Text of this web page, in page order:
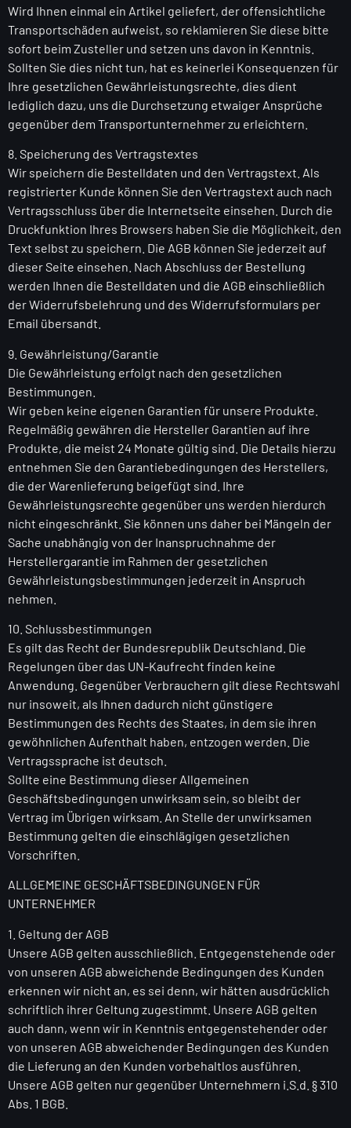
Wird Ihnen einmal ein Artikel geliefert, der offensichtliche
Transportschäden aufweist, so reklamieren Sie diese bitte
sofort beim Zusteller und setzen uns davon in Kenntnis.
Sollten Sie dies nicht tun, hat es keinerlei Konsequenzen für
Ihre gesetzlichen Gewährleistungsrechte, dies dient
lediglich dazu, uns die Durchsetzung etwaiger Ansprüche
gegenüber dem Transportunternehmer zu erleichtern.
8. Speicherung des Vertragstextes
Wir speichern die Bestelldaten und den Vertragstext. Als
registrierter Kunde können Sie den Vertragstext auch nach
Vertragsschluss über die Internetseite einsehen. Durch die
Druckfunktion Ihres Browsers haben Sie die Möglichkeit, den
Text selbst zu speichern. Die AGB können Sie jederzeit auf
dieser Seite einsehen. Nach Abschluss der Bestellung
werden Ihnen die Bestelldaten und die AGB einschließlich
der Widerrufsbelehrung und des Widerrufsformulars per
Email übersandt.
9. Gewährleistung/Garantie
Die Gewährleistung erfolgt nach den gesetzlichen
Bestimmungen.
Wir geben keine eigenen Garantien für unsere Produkte.
Regelmäßig gewähren die Hersteller Garantien auf ihre
Produkte, die meist 24 Monate gültig sind. Die Details hierzu
entnehmen Sie den Garantiebedingungen des Herstellers,
die der Warenlieferung beigefügt sind. Ihre
Gewährleistungsrechte gegenüber uns werden hierdurch
nicht eingeschränkt. Sie können uns daher bei Mängeln der
Sache unabhängig von der Inanspruchnahme der
Herstellergarantie im Rahmen der gesetzlichen
Gewährleistungsbestimmungen jederzeit in Anspruch
nehmen.
10. Schlussbestimmungen
Es gilt das Recht der Bundesrepublik Deutschland. Die
Regelungen über das UN-Kaufrecht finden keine
Anwendung. Gegenüber Verbrauchern gilt diese Rechtswahl
nur insoweit, als Ihnen dadurch nicht günstigere
Bestimmungen des Rechts des Staates, in dem sie ihren
gewöhnlichen Aufenthalt haben, entzogen werden. Die
Vertragssprache ist deutsch.
Sollte eine Bestimmung dieser Allgemeinen
Geschäftsbedingungen unwirksam sein, so bleibt der
Vertrag im Übrigen wirksam. An Stelle der unwirksamen
Bestimmung gelten die einschlägigen gesetzlichen
Vorschriften.
ALLGEMEINE GESCHÄFTSBEDINGUNGEN FÜR
UNTERNEHMER
1. Geltung der AGB
Unsere AGB gelten ausschließlich. Entgegenstehende oder
von unseren AGB abweichende Bedingungen des Kunden
erkennen wir nicht an, es sei denn, wir hätten ausdrücklich
schriftlich ihrer Geltung zugestimmt. Unsere AGB gelten
auch dann, wenn wir in Kenntnis entgegenstehender oder
von unseren AGB abweichender Bedingungen des Kunden
die Lieferung an den Kunden vorbehaltlos ausführen.
Unsere AGB gelten nur gegenüber Unternehmern i.S.d. § 310
Abs. 1 BGB.